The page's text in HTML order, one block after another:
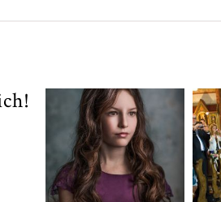
Fineart
41